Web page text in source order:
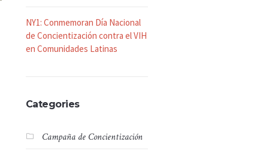
NY1: Conmemoran Día Nacional
de Concientización contra el VIH
en Comunidades Latinas
Categories
Campaña de Concientización